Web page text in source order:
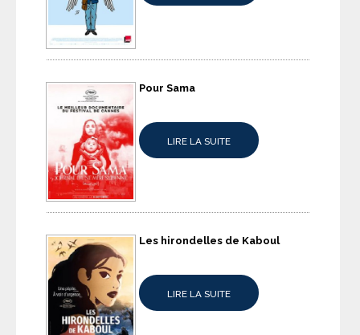
Pour Sama
LIRE LA SUITE
Les hirondelles de Kaboul
LIRE LA SUITE